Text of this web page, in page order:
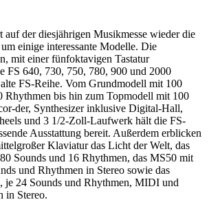
der diesjährigen Musikmesse wieder die
einige interessante Modelle. Die
mit einer fünfoktavigen Tastatur
FS 640, 730, 750, 780, 900 und 2000
FS-Reihe. Vom Grundmodell mit 100
Rhythmen bis hin zum Topmodell mit 100
der, Synthesizer inklusive Digital-Hall,
und 3 1/2-Zoll-Laufwerk hält die FS-
Ausstattung bereit. Außerdem erblicken
Klaviatur das Licht der Welt, das
Sounds und 16 Rhythmen, das MS50 mit
und Rhythmen in Stereo sowie das
je 24 Sounds und Rhythmen, MIDI und
in Stereo.